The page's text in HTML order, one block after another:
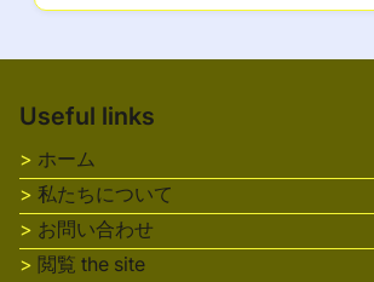
Useful links
ホーム
私たちについて
お問い合わせ
閲覧 the site